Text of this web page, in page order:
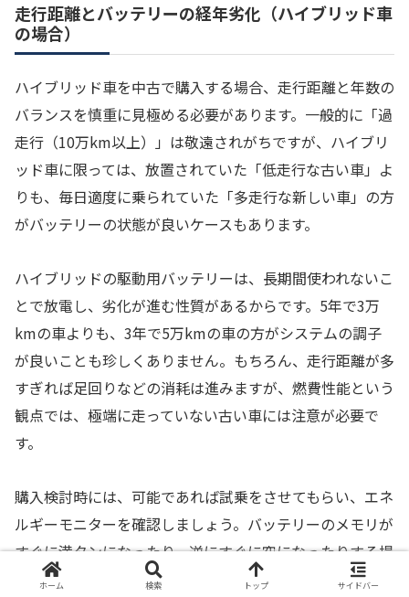
走行距離とバッテリーの経年劣化（ハイブリッド車
の場合）
ハイブリッド車を中古で購入する場合、走行距離と年数の
バランスを慎重に見極める必要があります。一般的に「過
走行（10万km以上）」は敬遠されがちですが、ハイブリ
ッド車に限っては、放置されていた「低走行な古い車」よ
りも、毎日適度に乗られていた「多走行な新しい車」の方
がバッテリーの状態が良いケースもあります。
ハイブリッドの駆動用バッテリーは、長期間使われないこ
とで放電し、劣化が進む性質があるからです。5年で3万
kmの車よりも、3年で5万kmの車の方がシステムの調子
が良いことも珍しくありません。もちろん、走行距離が多
すぎれば足回りなどの消耗は進みますが、燃費性能という
観点では、極端に走っていない古い車には注意が必要で
す。
購入検討時には、可能であれば試乗をさせてもらい、エネ
ルギーモニターを確認しましょう。バッテリーのメモリが
すぐに満タンになったり、逆にすぐに空になったりする場
合は、バッテリーの容量が低下しているサインかもしれま
ホーム 検索 トップ サイドバー